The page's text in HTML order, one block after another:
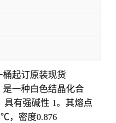
桶起订原装现货
是一种白色结晶化合
具有强碱性 1。其熔点
，密度0.876